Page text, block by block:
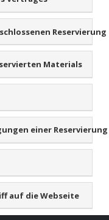
Reservierung
Materials
einer Reservierung
auf die Webseite